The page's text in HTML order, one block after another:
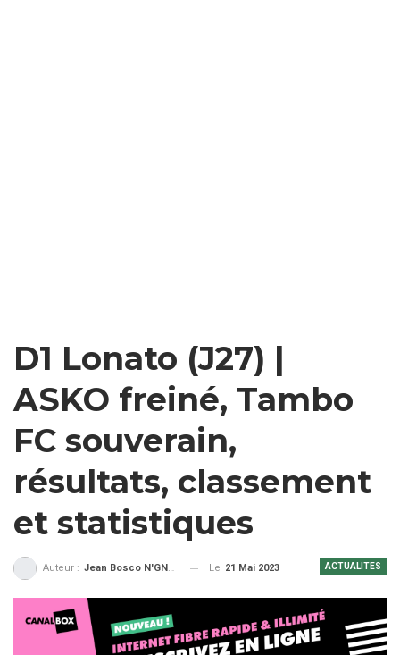
D1 Lonato (J27) |
ASKO freiné, Tambo
FC souverain,
résultats, classement
et statistiques
ACTUALITES
Auteur : Jean Bosco N'GNAMA Le 21 Mai 2023